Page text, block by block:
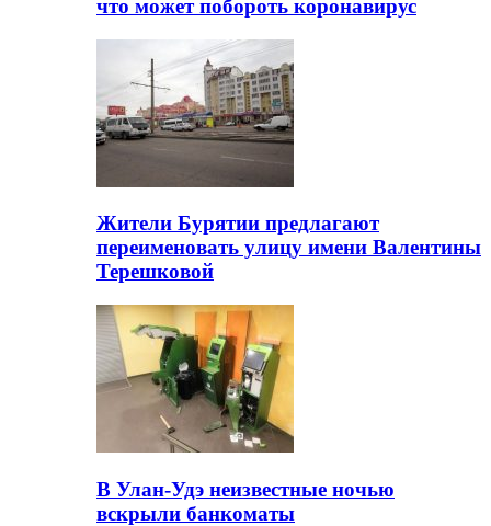
что может побороть коронавирус
Жители Бурятии предлагают
переименовать улицу имени Валентины
Терешковой
В Улан-Удэ неизвестные ночью
вскрыли банкоматы